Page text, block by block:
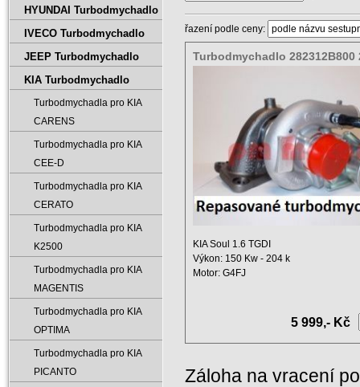
řazení podle ceny:
Turbodmychadlo 282312B800
KIA Soul 1.6 TGDI
Výkon: 150 Kw - 204 k
Motor: G4FJ
5 999,- Kč
Záloha na vracení
HYUNDAI Turbodmychadlo
IVECO Turbodmychadlo
JEEP Turbodmychadlo
KIA Turbodmychadlo
Turbodmychadla pro KIA
CARENS
Turbodmychadla pro KIA
CEE-D
Turbodmychadla pro KIA
CERATO
Turbodmychadla pro KIA
K2500
Turbodmychadla pro KIA
MAGENTIS
Turbodmychadla pro KIA
OPTIMA
Turbodmychadla pro KIA
PICANTO